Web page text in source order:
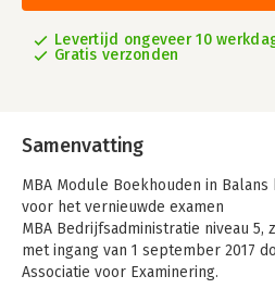
Levertijd ongeveer 10
Gratis verzonden
Samenvatting
MBA Module Boekhouden in
voor het vernieuwde examen
MBA Bedrijfsadministratie niveau 5,
met ingang van 1 september 2017
Associatie voor Examinering.